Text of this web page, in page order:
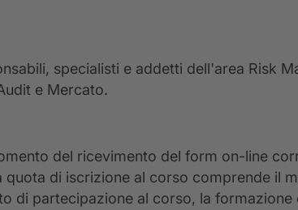
specialisti e addetti dell'area Risk
e Mercato.
del ricevimento del form on-line
quota di iscrizione al corso comprende il
di partecipazione al corso, la formazione